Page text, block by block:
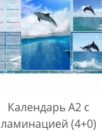
Календарь А2 с
ламинацией (4+0)